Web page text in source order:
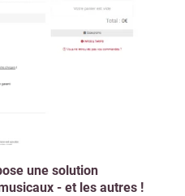
une solution
- et les autres !